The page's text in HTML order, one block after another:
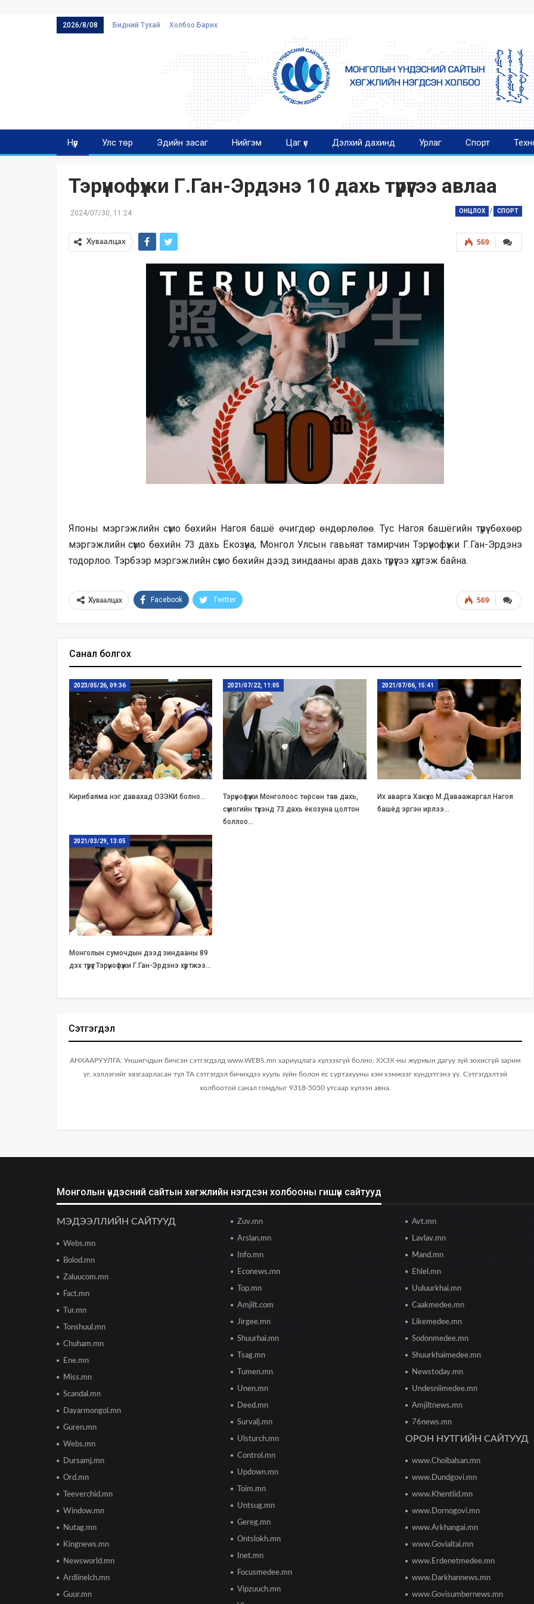
2026/8/08 Бидний Тухай Холбоо Барих
Нүүр Улс төр Эдийн засаг Нийгэм Цаг үе Дэлхий дахинд Урлаг Спорт
Тэрүнофүжи Г.Ган-Эрдэнэ 10 дахь түрүүгээ авлаа
ОНЦЛОХ / СПОРТ
2024/07/30, 11:24
569
Хуваалцах
Японы мэргэжлийн сүмо бөхийн Нагоя башё өчигдөр өндөрлөлөө. Тус Нагоя башёгийн түрүү бөхөөр
мэргэжлийн сүмо бөхийн 73 дахь Ёкозүна, Монгол Улсын гавьяат тамирчин Тэрүнофүжи Г.Ган-Эрдэнэ
тодорлоо. Тэрбээр мэргэжлийн сүмо бөхийн дээд зиндааны арав дахь түрүүгээ хүртэж байна.
569
Хуваалцах Facebook Twitter
Санал болгох
2023/05/26, 09:36
Кирибаяма нэг давахад ОЗЭКИ болно…
2021/07/22, 11:05
Тэрүнофүжи Монголоос төрсөн тав дахь,
сүмогийн түүхэнд 73 дахь ёкозуна цолтон
боллоо…
2021/07/06, 15:41
Их аварга Хакүхо М.Даваажаргал Нагоя
башёд эргэн ирлээ…
2021/03/29, 13:05
Монголын сумочдын дээд зиндааны 89
дэх түрүүг Тэрүнофүжи Г.Ган-Эрдэнэ хүртжээ…
Сэтгэгдэл
АНХААРУУЛГА: Уншигчдын бичсэн сэтгэгдэлд www.WEBS.mn хариуцлага хүлээхгүй болно. ХХЗХ-ны журмын дагуу зүй зохисгүй зарим
үг, хэллэгийг хязгаарласан тул ТА сэтгэгдэл бичихдээ хууль зүйн болон ёс суртахууны хэм хэмжээг хүндэтгэнэ үү. Сэтгэгдэлтэй
холбоотой санал гомдлыг 9318-5050 утсаар хүлээн авна.
Монголын үндэсний сайтын хөгжлийн нэгдсэн холбооны гишүүн сайтууд
МЭДЭЭЛЛИЙН САЙТУУД
Webs.mn
Bolod.mn
Zaluucom.mn
Fact.mn
Tur.mn
Tonshuul.mn
Chuham.mn
Ene.mn
Miss.mn
Scandal.mn
Dayarmongol.mn
Guren.mn
Webs.mn
Dursamj.mn
Ord.mn
Teeverchid.mn
Window.mn
Nutag.mn
Kingnews.mn
Newsworld.mn
Ardiinelch.mn
Guur.mn
Zuv.mn
Arslan.mn
Info.mn
Econews.mn
Top.mn
Amjilt.com
Jirgee.mn
Shuurhai.mn
Tsag.mn
Tumen.mn
Unen.mn
Deed.mn
Survalj.mn
Ulsturch.mn
Control.mn
Updown.mn
Toim.mn
Untsug.mn
Gereg.mn
Ontslokh.mn
Inet.mn
Focusmedee.mn
Vipzuuch.mn
Avt.mn
Lavlav.mn
Mand.mn
Ehlel.mn
Uuluurkhai.mn
Caakmedee.mn
Likemedee.mn
Sodonmedee.mn
Shuurkhaimedee.mn
Newstoday.mn
Undesniimedee.mn
Amjiltnews.mn
76news.mn
ОРОН НУТГИЙН САЙТУУД
www.Choibalsan.mn
www.Dundgovi.mn
www.Khentiid.mn
www.Dornogovi.mn
www.Arkhangai.mn
www.Govialtai.mn
www.Erdenetmedee.mn
www.Darkhannews.mn
www.Govisumbernews.mn